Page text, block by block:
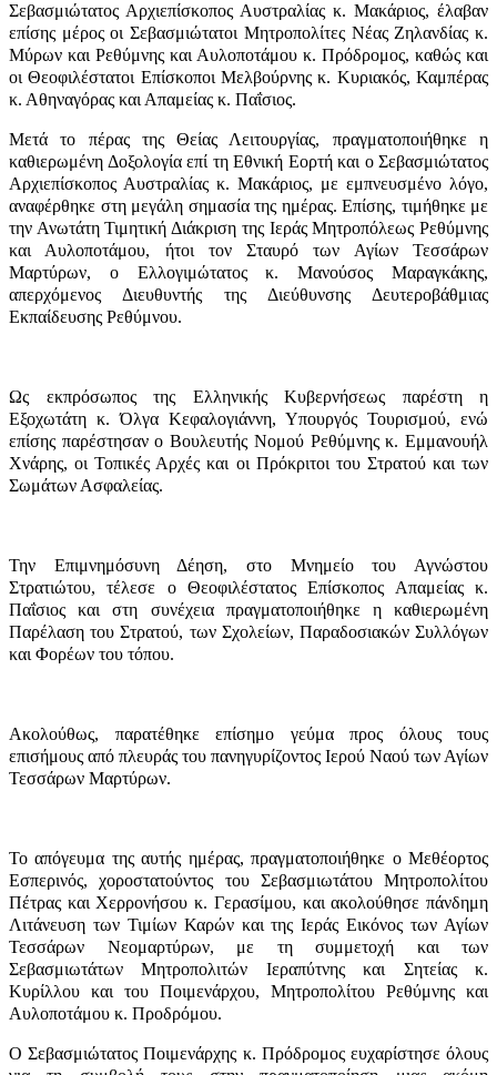
Σεβασμιώτατος Αρχιεπίσκοπος Αυστραλίας κ. Μακάριος, έλαβαν
επίσης μέρος οι Σεβασμιώτατοι Μητροπολίτες Νέας Ζηλανδίας κ.
Μύρων και Ρεθύμνης και Αυλοποτάμου κ. Πρόδρομος, καθώς και
οι Θεοφιλέστατοι Επίσκοποι Μελβούρνης κ. Κυριακός, Καμπέρας
κ. Αθηναγόρας και Απαμείας κ. Παΐσιος.
Μετά το πέρας της Θείας Λειτουργίας, πραγματοποιήθηκε η
καθιερωμένη Δοξολογία επί τη Εθνική Εορτή και ο Σεβασμιώτατος
Αρχιεπίσκοπος Αυστραλίας κ. Μακάριος, με εμπνευσμένο λόγο,
αναφέρθηκε στη μεγάλη σημασία της ημέρας. Επίσης, τιμήθηκε με
την Ανωτάτη Τιμητική Διάκριση της Ιεράς Μητροπόλεως Ρεθύμνης
και Αυλοποτάμου, ήτοι τον Σταυρό των Αγίων Τεσσάρων
Μαρτύρων, ο Ελλογιμώτατος κ. Μανούσος Μαραγκάκης,
απερχόμενος Διευθυντής της Διεύθυνσης Δευτεροβάθμιας
Εκπαίδευσης Ρεθύμνου.
Ως εκπρόσωπος της Ελληνικής Κυβερνήσεως παρέστη η
Εξοχωτάτη κ. Όλγα Κεφαλογιάννη, Υπουργός Τουρισμού, ενώ
επίσης παρέστησαν ο Βουλευτής Νομού Ρεθύμνης κ. Εμμανουήλ
Χνάρης, οι Τοπικές Αρχές και οι Πρόκριτοι του Στρατού και των
Σωμάτων Ασφαλείας.
Την Επιμνημόσυνη Δέηση, στο Μνημείο του Αγνώστου
Στρατιώτου, τέλεσε ο Θεοφιλέστατος Επίσκοπος Απαμείας κ.
Παΐσιος και στη συνέχεια πραγματοποιήθηκε η καθιερωμένη
Παρέλαση του Στρατού, των Σχολείων, Παραδοσιακών Συλλόγων
και Φορέων του τόπου.
Ακολούθως, παρατέθηκε επίσημο γεύμα προς όλους τους
επισήμους από πλευράς του πανηγυρίζοντος Ιερού Ναού των Αγίων
Τεσσάρων Μαρτύρων.
Το απόγευμα της αυτής ημέρας, πραγματοποιήθηκε ο Μεθέορτος
Εσπερινός, χοροστατούντος του Σεβασμιωτάτου Μητροπολίτου
Πέτρας και Χερρονήσου κ. Γερασίμου, και ακολούθησε πάνδημη
Λιτάνευση των Τιμίων Καρών και της Ιεράς Εικόνος των Αγίων
Τεσσάρων Νεομαρτύρων, με τη συμμετοχή και των
Σεβασμιωτάτων Μητροπολιτών Ιεραπύτνης και Σητείας κ.
Κυρίλλου και του Ποιμενάρχου, Μητροπολίτου Ρεθύμνης και
Αυλοποτάμου κ. Προδρόμου.
Ο Σεβασμιώτατος Ποιμενάρχης κ. Πρόδρομος ευχαρίστησε όλους